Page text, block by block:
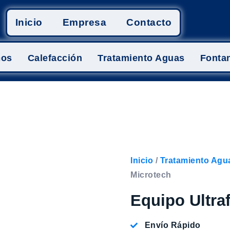
Inicio Empresa Contacto
Calefacción Tratamiento Aguas
Inicio / Tratamiento
Microtech
Equipo
Envío Rápido